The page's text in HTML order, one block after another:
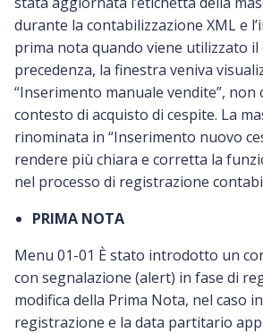
durante la contabilizzazione XML e
prima nota quando viene utilizzato il
precedenza, la finestra veniva
“Inserimento manuale vendite”, non
contesto di acquisto di cespite. La
rinominata in “Inserimento nuovo
rendere più chiara e corretta la
nel processo di registrazione
PRIMA NOTA
Menu 01-01 È stato introdotto un
con segnalazione (alert) in fase di
modifica della Prima Nota, nel caso
registrazione e la data partitario